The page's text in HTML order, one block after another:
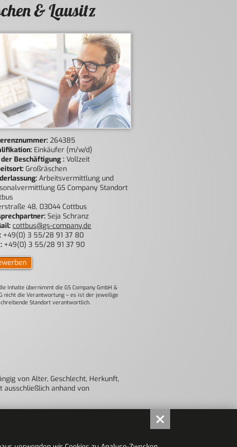
& Lausitz
264385
Einkäufer (m/w/d)
Beschäftigung : Vollzeit
Großräschen
Arbeitsvermittlung und
GS Company Standort
48, 03044 Cottbus
Seja Schranz
cottbus@gs-company.de
+49(0) 3 55/28 91 37 80
+49(0) 3 55/28 91 37 90
Inhalte übernimmt die GS Company GmbH &
nicht die Verantwortung – es ist der jeweilige
Standort verantwortlich.
von Alter, Geschlecht, Herkunft,
ausschließlich anhand von